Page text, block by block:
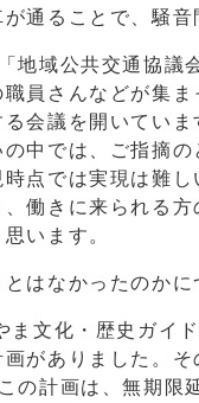
通ることで、騒
地域公共交通協議
員さんなどが集
会議を開いてい
中では、ご指摘
点では実現は難
働きに来られる
います。
はなかったのかに
文化・歴史ガイ
がありました。
の計画は、無期限